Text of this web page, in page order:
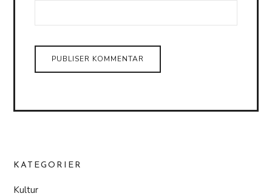
KATEGORIER
Kultur